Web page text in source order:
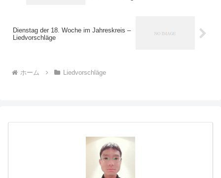
Dienstag der 18. Woche im Jahreskreis –
Liedvorschläge
ホーム Liedvorschläge